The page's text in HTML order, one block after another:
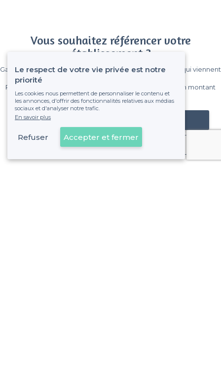
Vous souhaitez référencer votre
établissement ?
Gagnez de nombreux clients parmi le million de visiteurs qui viennent
Pas de commissions et sans engagement, vous payez un montant
fixe sans risque de voir déraper la facture.
Référencer mon établissement
Déjà client
Le respect de votre vie privée est notre
priorité
Les cookies nous permettent de personnaliser le contenu et
les annonces, d'offrir des fonctionnalités relatives aux médias
sociaux et d'analyser notre trafic.
En savoir plus
Refuser Accepter et fermer